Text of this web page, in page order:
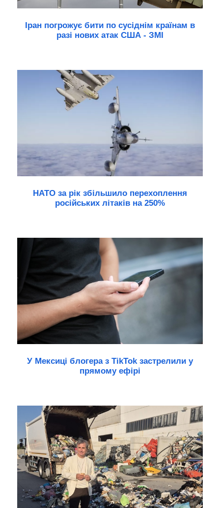
Іран погрожує бити по сусіднім країнам в
разі нових атак США - ЗМІ
НАТО за рік збільшило перехоплення
російських літаків на 250%
У Мексиці блогера з TikTok застрелили у
прямому ефірі